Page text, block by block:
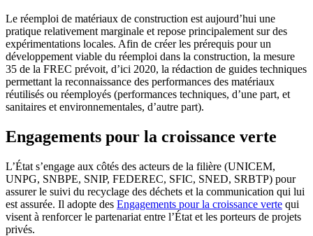
Le réemploi de matériaux de construction est aujourd’hui une
pratique relativement marginale et repose principalement sur des
expérimentations locales. Afin de créer les prérequis pour un
développement viable du réemploi dans la construction, la mesure
35 de la FREC prévoit, d’ici 2020, la rédaction de guides techniques
permettant la reconnaissance des performances des matériaux
réutilisés ou réemployés (performances techniques, d’une part, et
sanitaires et environnementales, d’autre part).
Engagements pour la croissance verte
L’État s’engage aux côtés des acteurs de la filière (UNICEM,
UNPG, SNBPE, SNIP, FEDEREC, SFIC, SNED, SRBTP) pour
assurer le suivi du recyclage des déchets et la communication qui lui
est assurée. Il adopte des Engagements pour la croissance verte qui
visent à renforcer le partenariat entre l’État et les porteurs de projets
privés.